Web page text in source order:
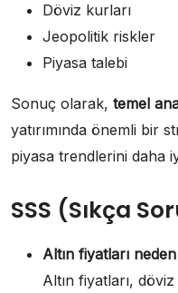
Döviz kurları
Jeopolitik riskler
Piyasa talebi
Sonuç olarak, temel
yatırımında önemli bir
piyasa trendlerini daha
SSS (Sıkça
Altın fiyatları
Altın fiyatları,